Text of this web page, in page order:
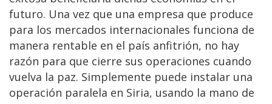
futuro. Una vez que una empresa que produce
para los mercados internacionales funciona de
manera rentable en el país anfitrión, no hay
razón para que cierre sus operaciones cuando
vuelva la paz. Simplemente puede instalar una
operación paralela en Siria, usando la mano de